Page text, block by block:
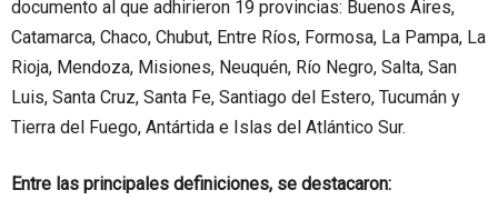
documento al que adhirieron 19 provincias: Buenos Aires,
Catamarca, Chaco, Chubut, Entre Ríos, Formosa, La Pampa, La
Rioja, Mendoza, Misiones, Neuquén, Río Negro, Salta, San
Luis, Santa Cruz, Santa Fe, Santiago del Estero, Tucumán y
Tierra del Fuego, Antártida e Islas del Atlántico Sur.
Entre las principales definiciones, se destacaron: